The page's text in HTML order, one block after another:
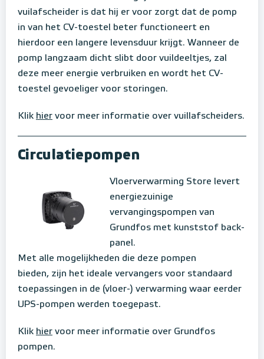
vuilafscheider is dat hij er voor zorgt dat de pomp
in van het CV-toestel beter functioneert en
hierdoor een langere levensduur krijgt. Wanneer de
pomp langzaam dicht slibt door vuildeeltjes, zal
deze meer energie verbruiken en wordt het CV-
toestel gevoeliger voor storingen.
Klik hier voor meer informatie over vuillafscheiders.
Circulatiepompen
Vloerverwarming Store levert
energiezuinige
vervangingspompen van
Grundfos met kunststof back-
panel.
Met alle mogelijkheden die deze pompen
bieden, zijn het ideale vervangers voor standaard
toepassingen in de (vloer-) verwarming waar eerder
UPS-pompen werden toegepast.
Klik hier voor meer informatie over Grundfos
pompen.